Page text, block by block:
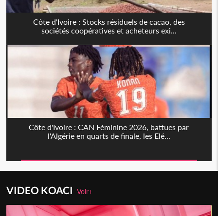
Côte d'Ivoire : Stocks résiduels de cacao, des
sociétés coopératives et acheteurs exi...
Côte d'Ivoire : CAN Féminine 2026, battues par
l'Algérie en quarts de finale, les Elé...
VIDEO KOACIVoir+